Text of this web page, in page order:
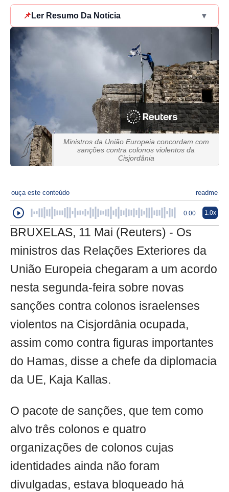
📌 Ler Resumo Da Notícia ▾
Ministros da União Europeia concordam com
sanções contra colonos violentos da
Cisjordânia
ouça este conteúdo readme
0:00 1.0x
BRUXELAS, 11 Mai (Reuters) - Os
ministros das Relações Exteriores da
União Europeia chegaram a um acordo
nesta segunda-feira sobre novas
sanções contra colonos israelenses
violentos na Cisjordânia ocupada,
assim como contra figuras importantes
do Hamas, disse a chefe da diplomacia
da UE, Kaja Kallas.
O pacote de sanções, que tem como
alvo três colonos e quatro
organizações de colonos cujas
identidades ainda não foram
divulgadas, estava bloqueado há